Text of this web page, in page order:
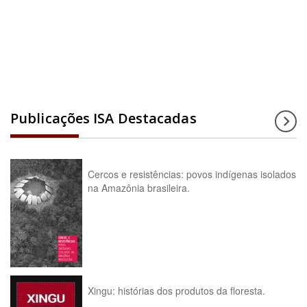
Publicações ISA Destacadas
Cercos e resistências: povos indígenas isolados
na Amazônia brasileira.
Xingu: histórias dos produtos da floresta.